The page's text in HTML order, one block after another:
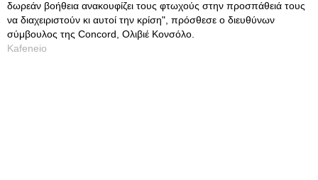
δωρεάν βοήθεια ανακουφίζει τους φτωχούς στην προσπάθειά τους
να διαχειριστούν κι αυτοί την κρίση", πρόσθεσε ο διευθύνων
σύμβουλος της Concord, Ολιβιέ Κονσόλο.
Kafeneio